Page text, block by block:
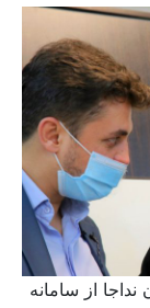
از سامانه